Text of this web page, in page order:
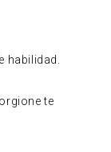
habilidad.
te